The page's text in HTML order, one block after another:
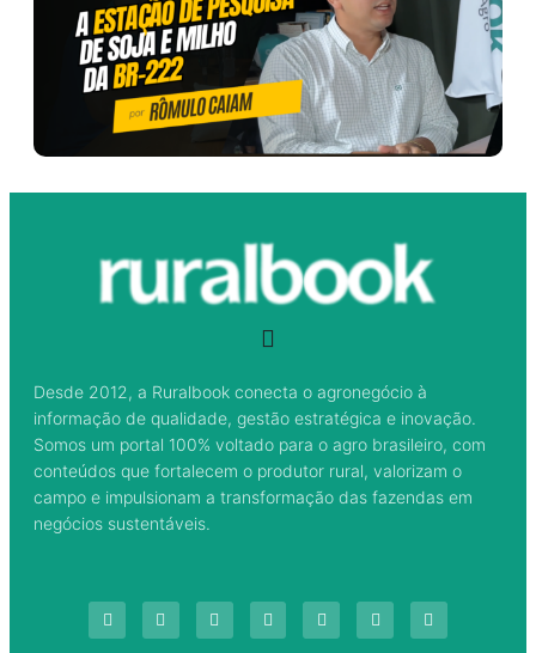
Desde 2012, a Ruralbook conecta o agronegócio à
informação de qualidade, gestão estratégica e inovação.
Somos um portal 100% voltado para o agro brasileiro, com
conteúdos que fortalecem o produtor rural, valorizam o
campo e impulsionam a transformação das fazendas em
negócios sustentáveis.